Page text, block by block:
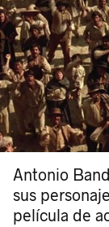
Antonio
sus
película de